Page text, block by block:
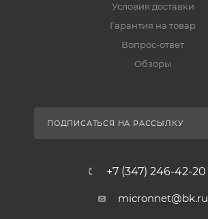
Условия доставки
Гарантия на товар
Вопрос-ответ
Обзоры
ПОДПИСАТЬСЯ НА РАССЫЛКУ
+7 (347) 246-42-20
micronnet@bk.ru